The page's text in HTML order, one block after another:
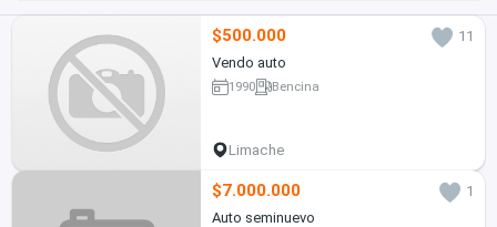
$500.000
11
Vendo auto
1990 Bencina
Limache
$7.000.000
1
Auto seminuevo